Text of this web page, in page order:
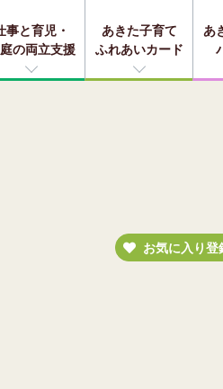
事と育児・
の両立支援
あきた子育て
ふれあいカード
あ
お気に入り登